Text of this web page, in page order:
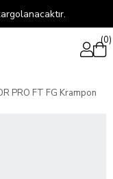
0
PRO FT FG Krampon